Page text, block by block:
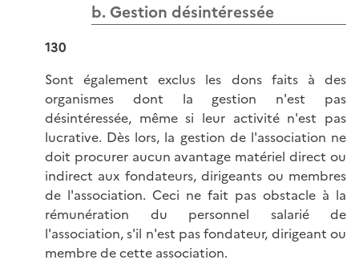
b. Gestion désintéressée
130
Sont également exclus les dons faits à des
organismes dont la gestion n'est pas
désintéressée, même si leur activité n'est pas
lucrative. Dès lors, la gestion de l'association ne
doit procurer aucun avantage matériel direct ou
indirect aux fondateurs, dirigeants ou membres
de l'association. Ceci ne fait pas obstacle à la
rémunération du personnel salarié de
l'association, s'il n'est pas fondateur, dirigeant ou
membre de cette association.